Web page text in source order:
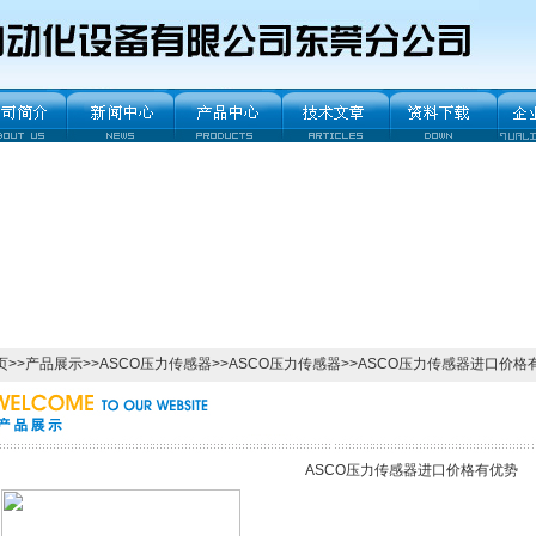
>>产品展示>>ASCO压力传感器>>ASCO压力传感器>>ASCO压力传感器进口价格
ASCO压力传感器进口价格有优势